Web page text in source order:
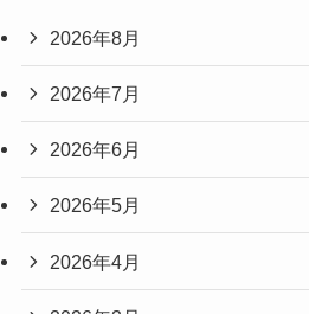
2026年8月
2026年7月
2026年6月
2026年5月
2026年4月